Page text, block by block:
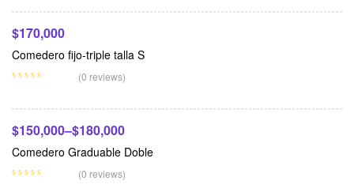
$170,000
Comedero fijo-triple talla S
(0 reviews)
$150,000–$180,000
Comedero Graduable Doble
(0 reviews)